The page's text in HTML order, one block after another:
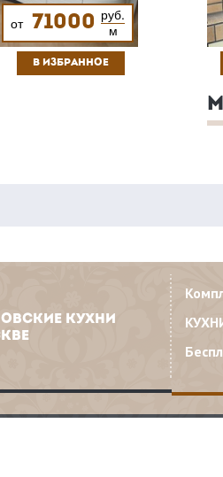
от 71000 руб.
м
В ИЗБРАННОЕ
КУХНИ